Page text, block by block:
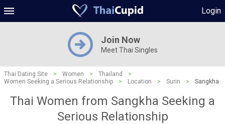
Login
Join Now
Meet Thai Singles
Thai Dating Site > Women > Thailand
>
Women Seeking a Serious Relationship
> Location > Surin > Sangkha
Thai Women from Sangkha Seeking a
Serious Relationship